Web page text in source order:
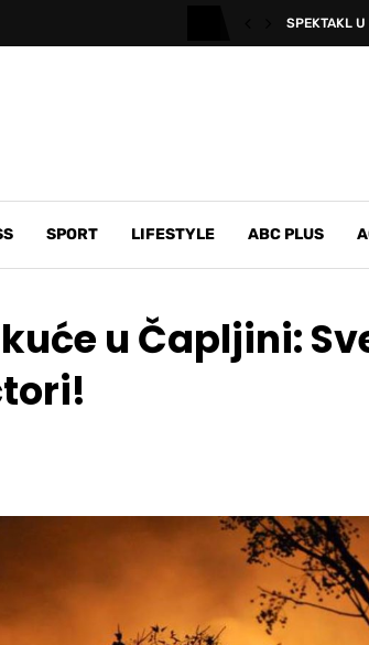
SPEKTAKL U
SPORT LIFESTYLE ABC PLUS
u Čapljini: